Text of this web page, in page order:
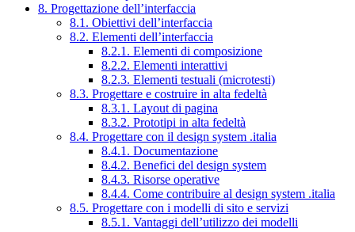
8. Progettazione dell’interfaccia
8.1. Obiettivi dell’interfaccia
8.2. Elementi dell’interfaccia
8.2.1. Elementi di composizione
8.2.2. Elementi interattivi
8.2.3. Elementi testuali (microtesti)
8.3. Progettare e costruire in alta fedeltà
8.3.1. Layout di pagina
8.3.2. Prototipi in alta fedeltà
8.4. Progettare con il design system .italia
8.4.1. Documentazione
8.4.2. Benefici del design system
8.4.3. Risorse operative
8.4.4. Come contribuire al design system .italia
8.5. Progettare con i modelli di sito e servizi
8.5.1. Vantaggi dell’utilizzo dei modelli